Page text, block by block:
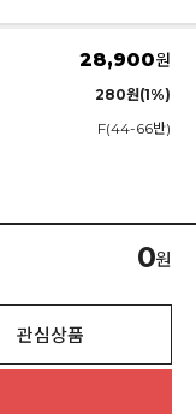
28,900원
280원(1%)
F(44-66반)
0원
관심상품